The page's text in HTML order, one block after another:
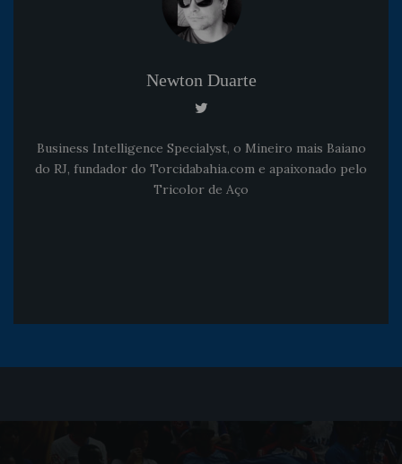
Newton Duarte
Business Intelligence Specialyst, o Mineiro mais Baiano
do RJ, fundador do Torcidabahia.com e apaixonado pelo
Tricolor de Aço